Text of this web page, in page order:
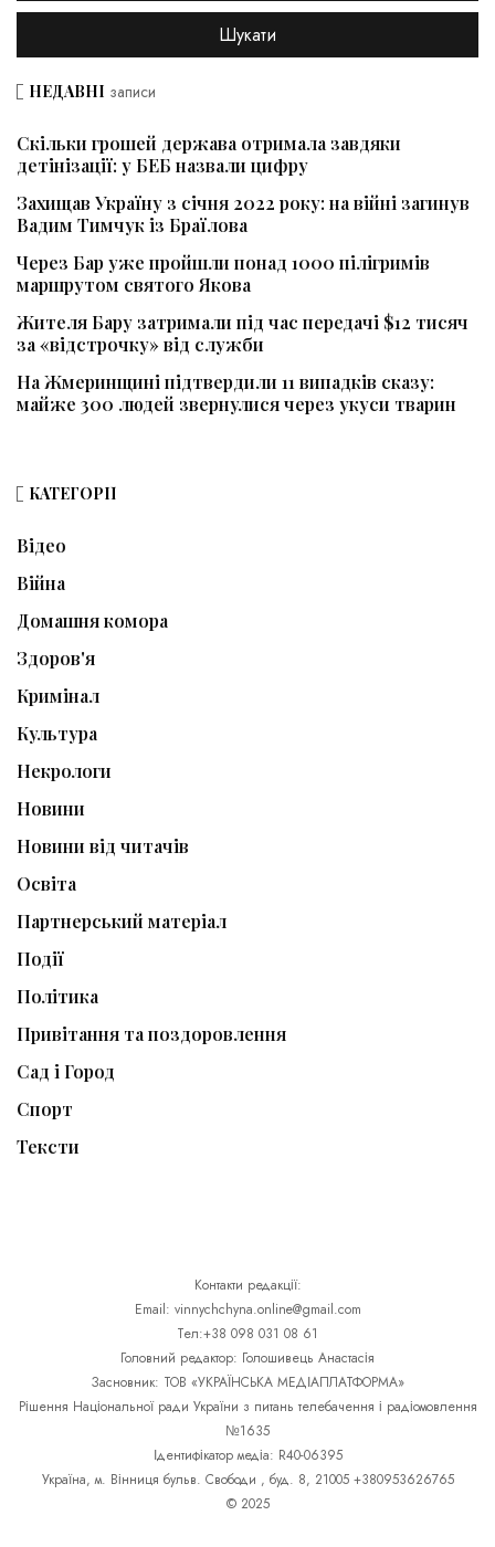
НЕДАВНІ записи
Скільки грошей держава отримала завдяки
детінізації: у БЕБ назвали цифру
Захищав Україну з січня 2022 року: на війні загинув
Вадим Тимчук із Браїлова
Через Бар уже пройшли понад 1000 пілігримів
маршрутом святого Якова
Жителя Бару затримали під час передачі $12 тисяч
за «відстрочку» від служби
На Жмеринщині підтвердили 11 випадків сказу:
майже 300 людей звернулися через укуси тварин
КАТЕГОРІЇ
Відео
Війна
Домашня комора
Здоров'я
Кримінал
Культура
Некрологи
Новини
Новини від читачів
Освіта
Партнерський матеріал
Події
Політика
Привітання та поздоровлення
Сад і Город
Спорт
Тексти
Контакти редакції:
Email: vinnychchyna.online@gmail.com
Тел:+38 098 031 08 61
Головний редактор: Голошивець Анастасія
Засновник: ТОВ «УКРАЇНСЬКА МЕДІАПЛАТФОРМА»
Рішення Національної ради України з питань телебачення і радіомовлення
№1635
Ідентифікатор медіа: R40-06395
Україна, м. Вінниця бульв. Свободи , буд. 8, 21005 +380953626765
© 2025